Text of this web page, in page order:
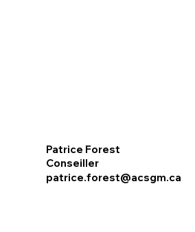
Patrice Forest
Conseiller
patrice.forest@acsgm.ca